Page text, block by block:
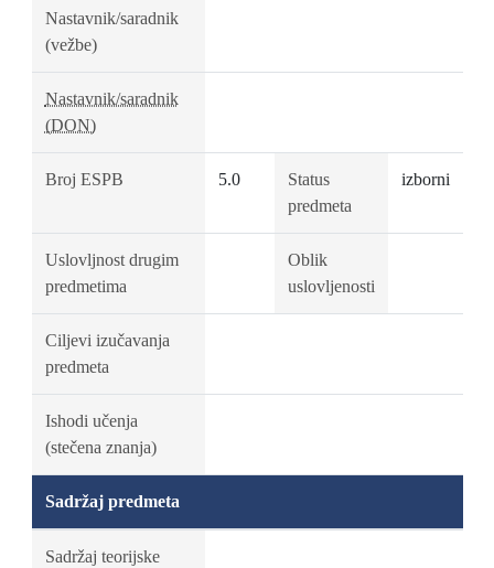
Nastavnik/saradnik
(vežbe)
Nastavnik/saradnik
(DON)
Broj ESPB 5.0
Status
predmeta
izborni
Uslovljnost drugim
predmetima
Oblik
uslovljenosti
Ciljevi izučavanja
predmeta
Ishodi učenja
(stečena znanja)
Sadržaj predmeta
Sadržaj teorijske